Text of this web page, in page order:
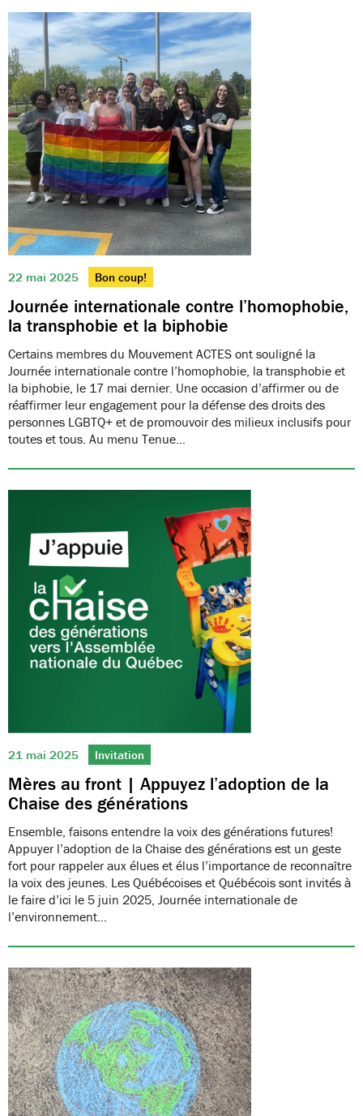
22 mai 2025 Bon coup!
Journée internationale contre l’homophobie,
la transphobie et la biphobie
Certains membres du Mouvement ACTES ont souligné la
Journée internationale contre l’homophobie, la transphobie et
la biphobie, le 17 mai dernier. Une occasion d’affirmer ou de
réaffirmer leur engagement pour la défense des droits des
personnes LGBTQ+ et de promouvoir des milieux inclusifs pour
toutes et tous. Au menu Tenue…
21 mai 2025 Invitation
Mères au front | Appuyez l’adoption de la
Chaise des générations
Ensemble, faisons entendre la voix des générations futures!
Appuyer l’adoption de la Chaise des générations est un geste
fort pour rappeler aux élues et élus l’importance de reconnaître
la voix des jeunes. Les Québécoises et Québécois sont invités à
le faire d’ici le 5 juin 2025, Journée internationale de
l’environnement…